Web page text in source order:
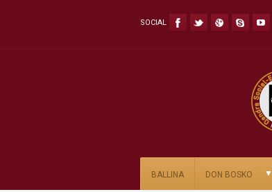
SOCIAL
BALLINA DON BOSKO ▼